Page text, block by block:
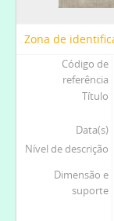
[Secção]
[Secção]
[Secção]
Zona de
Código de
referência
Título
Data(s)
Nível de descrição
Dimensão e
suporte